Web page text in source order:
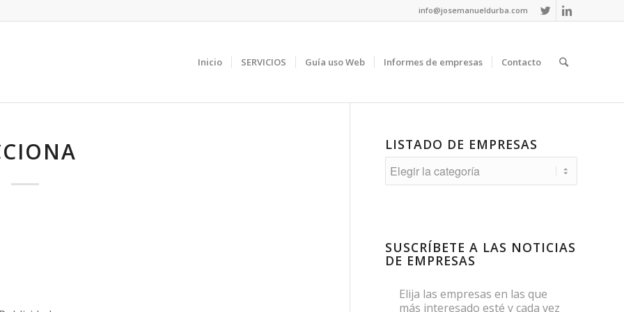
info@josemanueldurba.com
Inicio SERVICIOS Guía uso Web Informes de empresas Contacto
LISTADO DE EMPRESAS
Listado
de
SUSCRÍBETE A LAS NOTICIAS
DE EMPRESAS
Elija las empresas en las que
más interesado esté y cada vez